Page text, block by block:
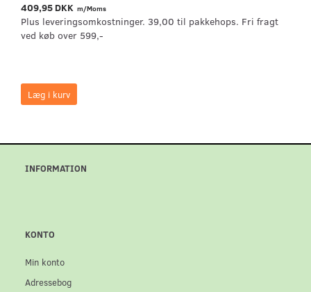
409,95 DKK m/Moms
Plus leveringsomkostninger. 39,00 til pakkehops. Fri fragt
ved køb over 599,-
Læg i kurv
INFORMATION
KONTO
Min konto
Adressebog